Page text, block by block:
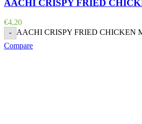
AACHI CRISPY FRIED
€4,20
-
AACHI CRISPY FRIED CHICKEN
Compare